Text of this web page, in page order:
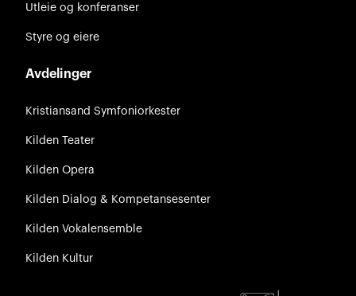
Utleie og konferanser
Styre og eiere
Avdelinger
Kristiansand Symfoniorkester
Kilden Teater
Kilden Opera
Kilden Dialog & Kompetansesenter
Kilden Vokalensemble
Kilden Kultur